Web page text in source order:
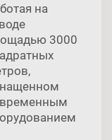
на
3000